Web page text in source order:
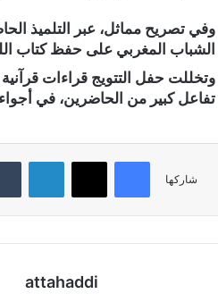
وفي تصريح مماثل، عبر التلميذ
الشباب المغربي على حفظ كتاب
وتخللت حفل التتويج قراءات
تفاعل كبير من الحاضرين، في أجواء
شاركها
فيسبوك لينكدإن
attahaddi